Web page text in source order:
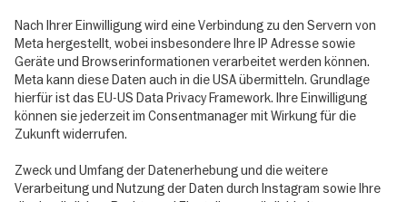
Nach Ihrer Einwilligung wird eine Verbindung zu den Servern von
Meta hergestellt, wobei insbesondere Ihre IP Adresse sowie
Geräte und Browserinformationen verarbeitet werden können.
Meta kann diese Daten auch in die USA übermitteln. Grundlage
hierfür ist das EU-US Data Privacy Framework. Ihre Einwilligung
können sie jederzeit im Consentmanager mit Wirkung für die
Zukunft widerrufen.
Zweck und Umfang der Datenerhebung und die weitere
Verarbeitung und Nutzung der Daten durch Instagram sowie Ihre